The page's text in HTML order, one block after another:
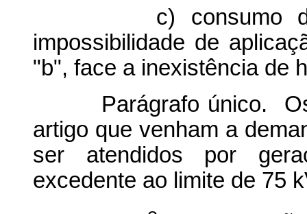
c) consumo de
impossibilidade de
"b", face a inexistência de
Parágrafo único. Os
artigo que venham a
ser atendidos por
excedente ao limite de 75